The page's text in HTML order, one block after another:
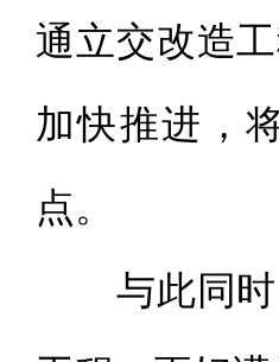
通立交改造
加快推进，
点。
与此同时